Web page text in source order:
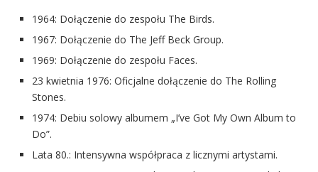
1964: Dołączenie do zespołu The Birds.
1967: Dołączenie do The Jeff Beck Group.
1969: Dołączenie do zespołu Faces.
23 kwietnia 1976: Oficjalne dołączenie do The Rolling
Stones.
1974: Debiu solowy albumem „I’ve Got My Own Album to
Do”.
Lata 80.: Intensywna współpraca z licznymi artystami.